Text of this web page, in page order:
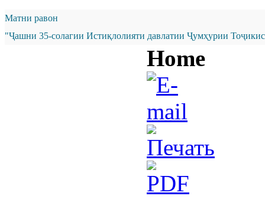
Матни равон
"Ҷашни 35-солагии Истиқлолияти давлатии Ҷумҳурии
Home